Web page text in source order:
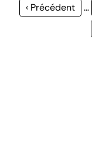
Page
‹ Précédent …